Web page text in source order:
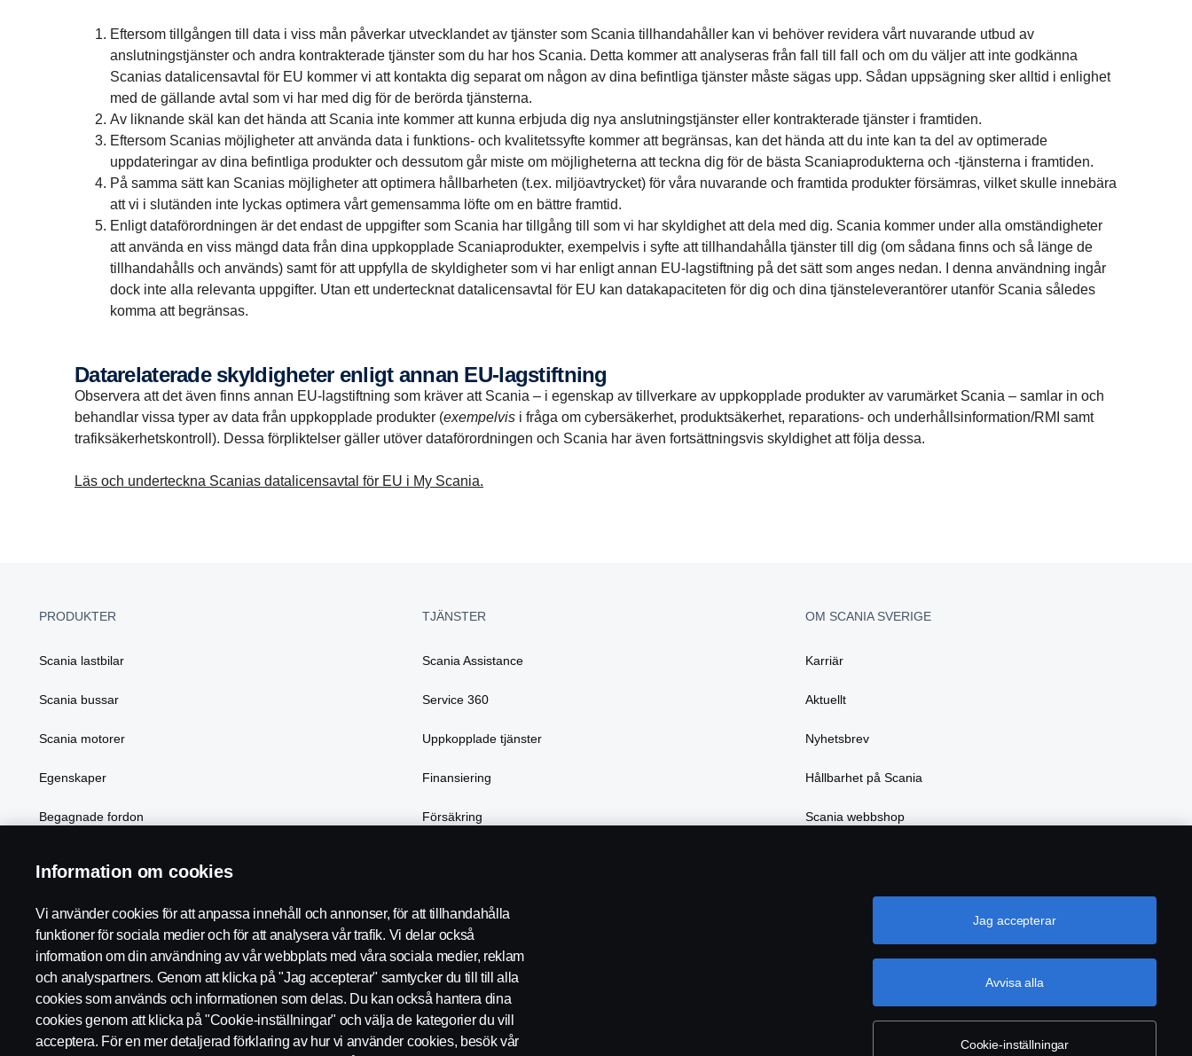
Eftersom tillgången till data i viss mån påverkar utvecklandet av tjänster som Scania tillhandahåller kan vi behöver revidera vårt nuvarande utbud av
anslutningstjänster och andra kontrakterade tjänster som du har hos Scania. Detta kommer att analyseras från fall till fall och om du väljer att inte godkänna
Scanias datalicensavtal för EU kommer vi att kontakta dig separat om någon av dina befintliga tjänster måste sägas upp. Sådan uppsägning sker alltid i enlighet
med de gällande avtal som vi har med dig för de berörda tjänsterna.
Av liknande skäl kan det hända att Scania inte kommer att kunna erbjuda dig nya anslutningstjänster eller kontrakterade tjänster i framtiden.
Eftersom Scanias möjligheter att använda data i funktions- och kvalitetssyfte kommer att begränsas, kan det hända att du inte kan ta del av optimerade
uppdateringar av dina befintliga produkter och dessutom går miste om möjligheterna att teckna dig för de bästa Scaniaprodukterna och -tjänsterna i framtiden.
På samma sätt kan Scanias möjligheter att optimera hållbarheten (t.ex. miljöavtrycket) för våra nuvarande och framtida produkter försämras, vilket skulle innebära
att vi i slutänden inte lyckas optimera vårt gemensamma löfte om en bättre framtid.
Enligt dataförordningen är det endast de uppgifter som Scania har tillgång till som vi har skyldighet att dela med dig. Scania kommer under alla omständigheter
att använda en viss mängd data från dina uppkopplade Scaniaprodukter, exempelvis i syfte att tillhandahålla tjänster till dig (om sådana finns och så länge de
tillhandahålls och används) samt för att uppfylla de skyldigheter som vi har enligt annan EU-lagstiftning på det sätt som anges nedan. I denna användning ingår
dock inte alla relevanta uppgifter. Utan ett undertecknat datalicensavtal för EU kan datakapaciteten för dig och dina tjänsteleverantörer utanför Scania således
komma att begränsas.
Datarelaterade skyldigheter enligt annan EU-lagstiftning
Observera att det även finns annan EU-lagstiftning som kräver att Scania – i egenskap av tillverkare av uppkopplade produkter av varumärket Scania – samlar in och
behandlar vissa typer av data från uppkopplade produkter (exempelvis i fråga om cybersäkerhet, produktsäkerhet, reparations- och underhållsinformation/RMI samt
trafiksäkerhetskontroll). Dessa förpliktelser gäller utöver dataförordningen och Scania har även fortsättningsvis skyldighet att följa dessa.
Läs och underteckna Scanias datalicensavtal för EU i My Scania.
PRODUKTER
Scania lastbilar
Scania bussar
Scania motorer
Egenskaper
Begagnade fordon
TJÄNSTER
Scania Assistance
Service 360
Uppkopplade tjänster
Finansiering
Försäkring
OM SCANIA SVERIGE
Karriär
Aktuellt
Nyhetsbrev
Hållbarhet på Scania
Scania webbshop
Scania i region: Sverige
REGLER INTEGRITETSPOLICY WHISTLEBLOWING KONTAKT ÅTERFÖRSÄLJARE
Information om cookies
Vi använder cookies för att anpassa innehåll och annonser, för att tillhandahålla
funktioner för sociala medier och för att analysera vår trafik. Vi delar också
information om din användning av vår webbplats med våra sociala medier, reklam
och analyspartners. Genom att klicka på "Jag accepterar" samtycker du till till alla
cookies som används och informationen som delas. Du kan också hantera dina
cookies genom att klicka på "Cookie-inställningar" och välja de kategorier du vill
acceptera. För en mer detaljerad förklaring av hur vi använder cookies, besök vår
Cookie-inställningar
Avvisa alla
Jag accepterar